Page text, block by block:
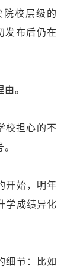
院校层级的
发布后仍在
。
校担心的不
开始，明年
学成绩异化
细节：比如